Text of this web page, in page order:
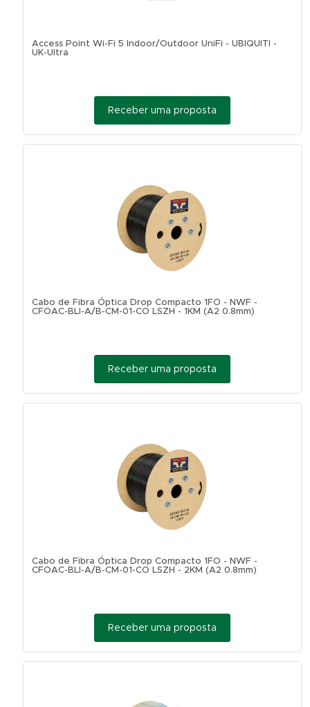
Access Point Wi-Fi 5 Indoor/Outdoor UniFi - UBIQUITI -
UK-Ultra
Receber uma proposta
Cabo de Fibra Óptica Drop Compacto 1FO - NWF -
CFOAC-BLI-A/B-CM-01-CO LSZH - 1KM (A2 0.8mm)
Receber uma proposta
Cabo de Fibra Óptica Drop Compacto 1FO - NWF -
CFOAC-BLI-A/B-CM-01-CO LSZH - 2KM (A2 0.8mm)
Receber uma proposta